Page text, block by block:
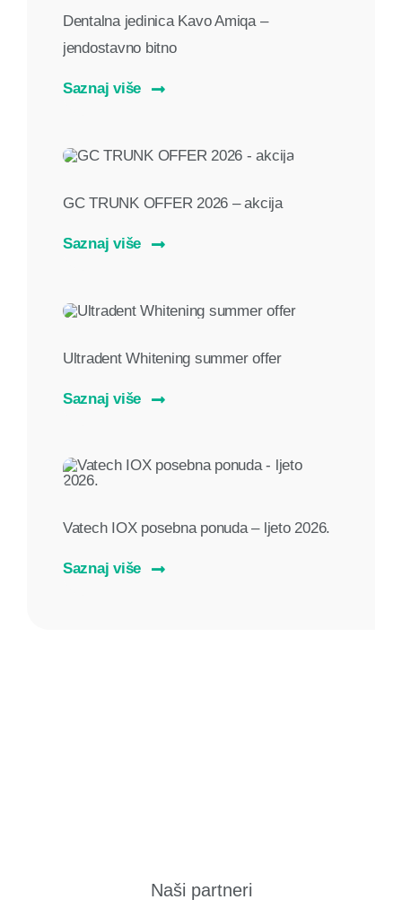
Dentalna jedinica Kavo Amiqa –
jendostavno bitno
Saznaj više
GC TRUNK OFFER 2026 – akcija
Saznaj više
Ultradent Whitening summer offer
Saznaj više
Vatech IOX posebna ponuda – ljeto 2026.
Saznaj više
Naši partneri